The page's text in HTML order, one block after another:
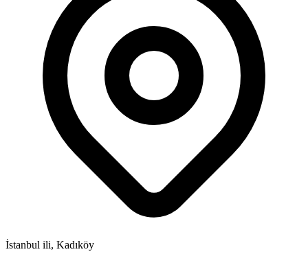
İstanbul ili, Kadıköy